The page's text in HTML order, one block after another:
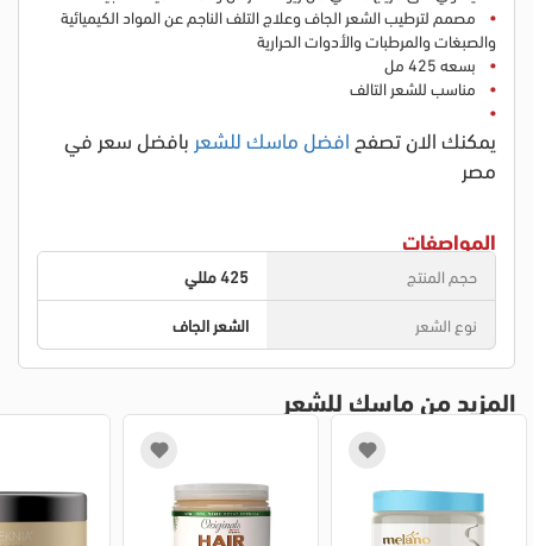
مصمم لترطيب الشعر الجاف وعلاج التلف الناجم عن المواد الكيميائية
والصبغات والمرطبات والأدوات الحرارية
بسعه 425 مل
مناسب للشعر التالف
يمكنك الان تصفح افضل ماسك للشعر بافضل سعر في
مصر
المواصفات
حجم المنتج
425 مللي
نوع الشعر
الشعر الجاف
المزيد من ماسك للشعر